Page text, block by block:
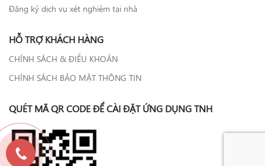
Đăng ký dịch vụ xét nghiệm tại nhà
HỖ TRỢ KHÁCH HÀNG
CHÍNH SÁCH & ĐIỀU KHOẢN
CHÍNH SÁCH BẢO MẬT THÔNG TIN
QUÉT MÃ QR CODE ĐỂ CÀI ĐẶT ỨNG DỤNG TNH